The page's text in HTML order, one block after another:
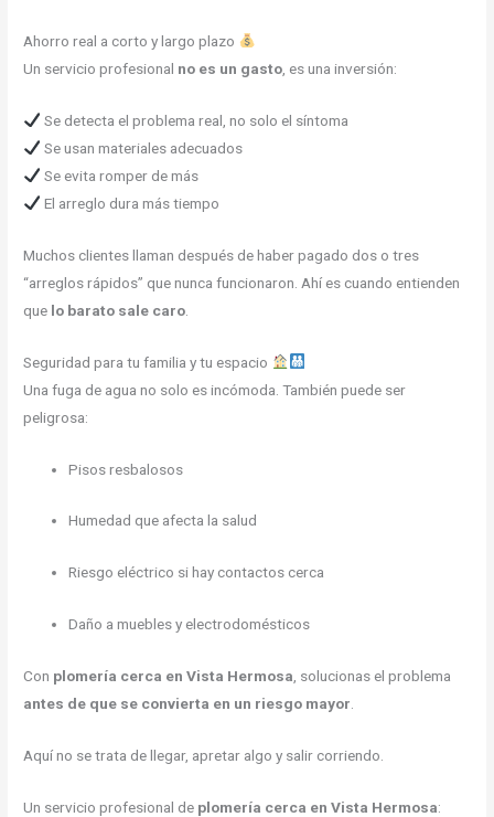
Ahorro real a corto y largo plazo
Un servicio profesional no es un gasto , es una inversión:
Se detecta el problema real, no solo el síntoma
Se usan materiales adecuados
Se evita romper de más
El arreglo dura más tiempo
Muchos clientes llaman después de haber pagado dos o tres
“arreglos rápidos” que nunca funcionaron. Ahí es cuando entienden
que lo barato sale caro
Seguridad para tu familia y tu espacio
Una fuga de agua no solo es incómoda. También puede ser
peligrosa:
Pisos resbalosos
Humedad que afecta la salud
Riesgo eléctrico si hay contactos cerca
Daño a muebles y electrodomésticos
Con plomería cerca en Vista Hermosa , solucionas el problema
antes de que se convierta en un riesgo mayor
Aquí no se trata de llegar, apretar algo y salir corriendo.
Un servicio profesional de plomería cerca en Vista Hermosa: